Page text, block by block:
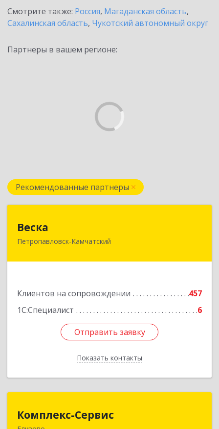
Смотрите также: Россия, Магаданская область,
Сахалинская область, Чукотский автономный округ
Партнеры в вашем регионе:
Рекомендованные партнеры
Веска
Петропавловск-Камчатский
Клиентов на сопровождении
457
1С:Специалист
6
Отправить заявку
Показать контакты
683031, Камчатский край, Петропавловск-
Подробнее
Отправить заявку
Назад
Комплекс-Сервис